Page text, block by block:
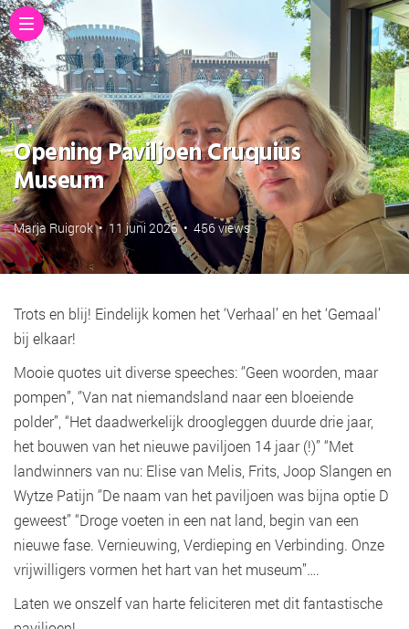
Opening Paviljoen Cruquius
Museum
Marja Ruigrok • 11 juni 2025 • 456 views
Trots en blij! Eindelijk komen het ‘Verhaal’ en het ‘Gemaal’
bij elkaar!
Mooie quotes uit diverse speeches: ‘’Geen woorden, maar
pompen”, ‘’Van nat niemandsland naar een bloeiende
polder”, “Het daadwerkelijk droogleggen duurde drie jaar,
het bouwen van het nieuwe paviljoen 14 jaar (!)’’ “Met
landwinners van nu: Elise van Melis, Frits, Joop Slangen en
Wytze Patijn ‘’De naam van het paviljoen was bijna optie D
geweest’’ “Droge voeten in een nat land, begin van een
nieuwe fase. Vernieuwing, Verdieping en Verbinding. Onze
vrijwilligers vormen het hart van het museum”….
Laten we onszelf van harte feliciteren met dit fantastische